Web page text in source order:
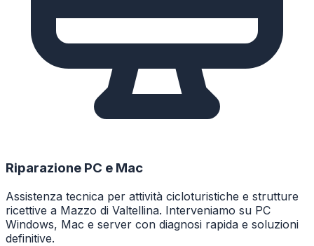
Riparazione PC e Mac
Assistenza tecnica per attività cicloturistiche e strutture
ricettive a Mazzo di Valtellina. Interveniamo su PC
Windows, Mac e server con diagnosi rapida e soluzioni
definitive.